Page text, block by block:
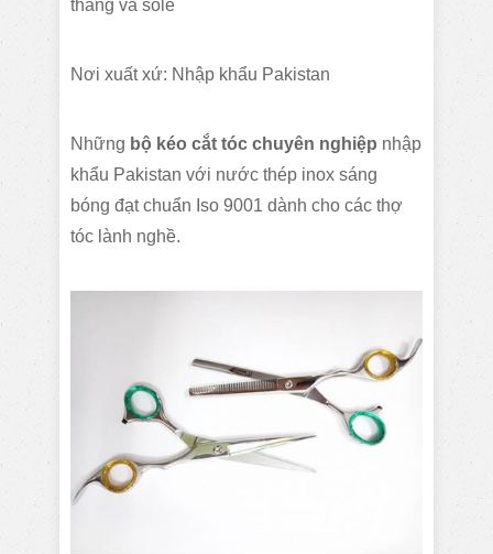
thẳng và sole
Nơi xuất xứ: Nhập khẩu Pakistan
Những bộ kéo cắt tóc chuyên nghiệp nhập
khẩu Pakistan với nước thép inox sáng
bóng đạt chuẩn Iso 9001 dành cho các thợ
tóc lành nghề.